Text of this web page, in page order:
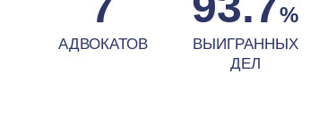
АДВОКАТОВ
%
ВЫИГРАННЫХ
ДЕЛ